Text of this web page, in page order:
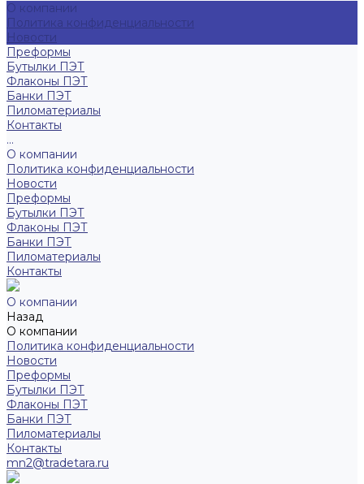
О компании
Политика конфиденциальности
Новости
Преформы
Бутылки ПЭТ
Флаконы ПЭТ
Банки ПЭТ
Пиломатериалы
Контакты
...
О компании
Политика конфиденциальности
Новости
Преформы
Бутылки ПЭТ
Флаконы ПЭТ
Банки ПЭТ
Пиломатериалы
Контакты
О компании
Назад
О компании
Политика конфиденциальности
Новости
Преформы
Бутылки ПЭТ
Флаконы ПЭТ
Банки ПЭТ
Пиломатериалы
Контакты
mn2@tradetara.ru